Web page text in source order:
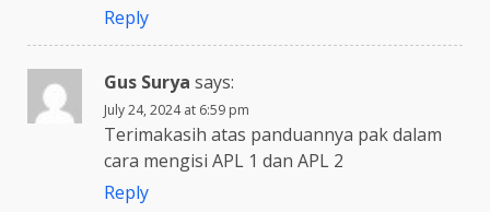
Reply
Gus Surya says:
July 24, 2024 at 6:59 pm
Terimakasih atas panduannya pak dalam
cara mengisi APL 1 dan APL 2
Reply